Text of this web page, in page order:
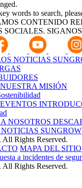
words to search,
CONTENIDO
SOCIALES.
NOTICIAS
NUESTRA MISIÓN
EVENTOS
NOSOTROS
NOTICIAS SUNGROW
Rights Reserved.
MAPA DEL SITIO
a incidentes de
Rights Reserved.